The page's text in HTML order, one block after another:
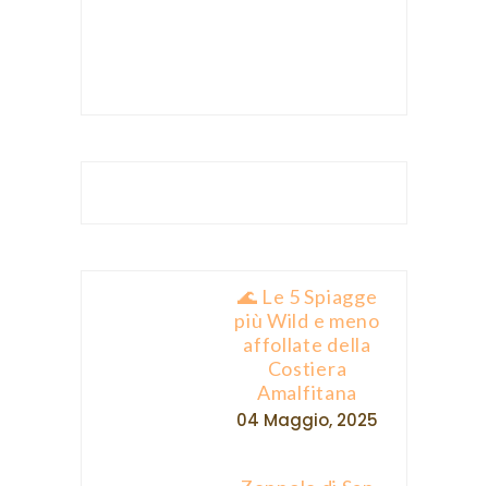
🌊 Le 5 Spiagge
più Wild e meno
affollate della
Costiera
Amalfitana
04 Maggio, 2025